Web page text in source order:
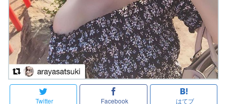
Twitter Facebook はてブ